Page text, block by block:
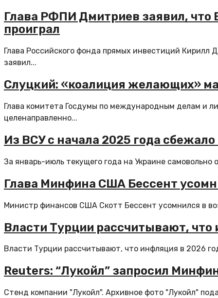
Глава РФПИ Дмитриев заявил,
проиграл
Глава Российского фонда прямых инвестиций
заявил...
Слуцкий: «коалиция желающих»
Глава комитета Госдумы по международным делам и
целенаправленно...
Из ВСУ с начала 2025 года
За январь-июль текущего года на Украине
Глава Минфина США Бессент
Министр финансов США Скотт Бессент усомнился в
Власти Турции рассчитывают, что
Власти Турции рассчитывают, что инфляция в 2026
Reuters: “Лукойл” запросил
Стенд компании "Лукойл". Архивное фото "Лукойл"